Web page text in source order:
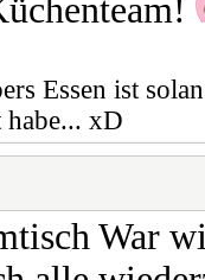
Essen ist
habe... xD
War